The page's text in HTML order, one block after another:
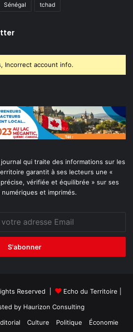
Sénégal tchad
Incorrect account info.
qui traite des informations sur les
garantit à ses lecteurs une «
vérifiée et équilibrée » sur ses
et imprimés.
Reserved | Echo du Territoire
by Haurizon Consulting
Culture Politique Économie